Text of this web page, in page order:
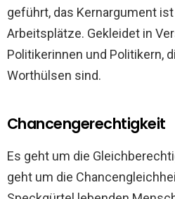
geführt, das Kernargument
Arbeitsplätze. Gekleidet in
Politikerinnen und Politikern,
Worthülsen sind.
Chancengerechtigkeit
Es geht um die
geht um die